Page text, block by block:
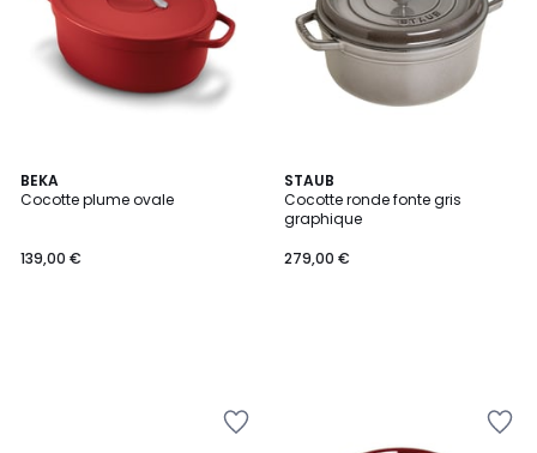
BEKA
Cocotte plume ovale
139,00 €
STAUB
Cocotte ronde fonte gris
graphique
279,00 €